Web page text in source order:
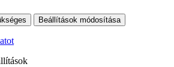
Beállítások módosítása